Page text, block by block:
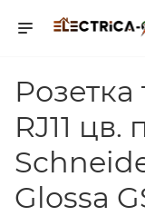
RJ11
Glossa